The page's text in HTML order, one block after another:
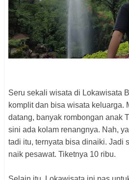
Seru sekali wisata di Lokawisata
komplit dan bisa wisata keluarga.
datang, banyak rombongan anak
sini ada kolam renangnya. Nah,
tadi itu, ternyata bisa dinaiki. Jadi
naik pesawat. Tiketnya 10 ribu.